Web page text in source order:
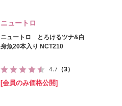
ニュートロ
ニュートロ とろけるツナ&白
身魚20本入り NCT210
4.7 （3）
[会員のみ価格公開]